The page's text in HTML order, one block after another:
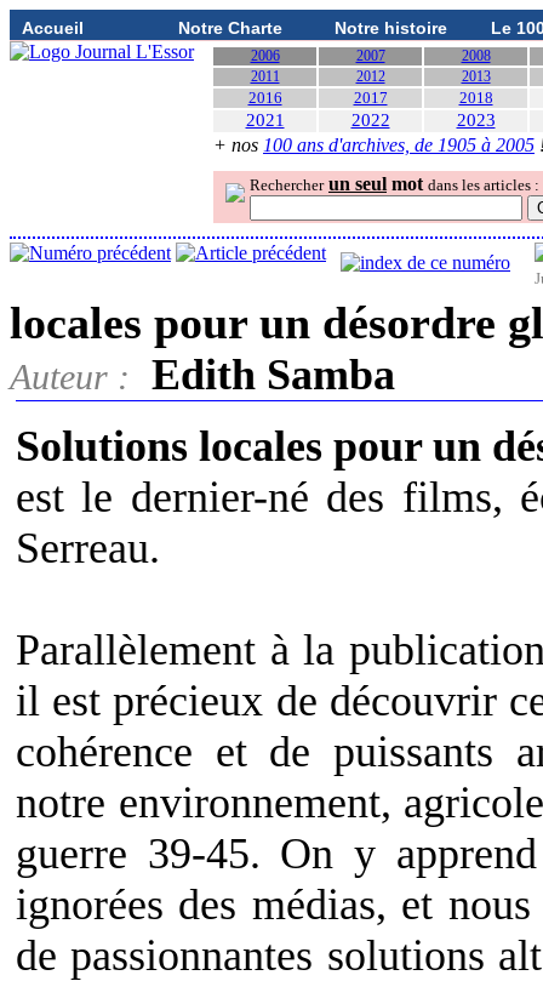
Accueil Notre Charte Notre histoire Le
2006 2007
2008
2011
2012 2013
2016 2017 2018
2021 2022 2023
+ nos 100 ans d'archives, de 1905 à 2005
Rechercher un seul mot dans les articles :
locales pour un désordre
Auteur :
Edith Samba
Solutions locales pour un
est le dernier-né des films,
Serreau.
Parallèlement à la
il est précieux de découvrir
cohérence et de puissants
notre environnement,
guerre 39-45. On y
ignorées des médias, et
de passionnantes solutions